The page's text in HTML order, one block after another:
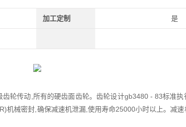
加工定制 是
轮传动,所有的硬齿面齿轮。齿轮设计gb3480 - 83标准
机械密封,确保减速机泄漏,使用寿命25000小时以上。减